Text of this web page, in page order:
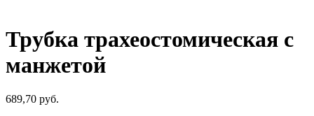
Трубка трахеостомическая с
манжетой
689,70 руб.